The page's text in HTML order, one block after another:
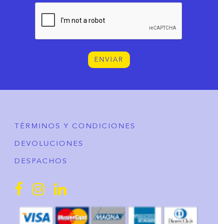
ENVIAR
TÉRMINOS Y CONDICIONES
DEVOLUCIONES
DESPACHOS